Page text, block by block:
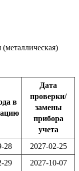
(металлическая)
в
Дата
проверки/
замены
прибора
учета
28
2027-02-25
29
2027-10-07